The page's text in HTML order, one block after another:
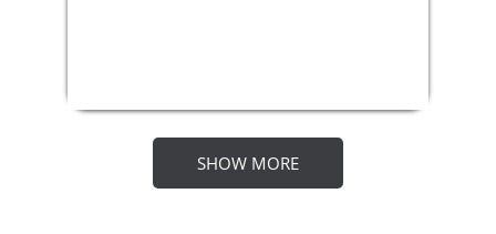
SHOW MORE